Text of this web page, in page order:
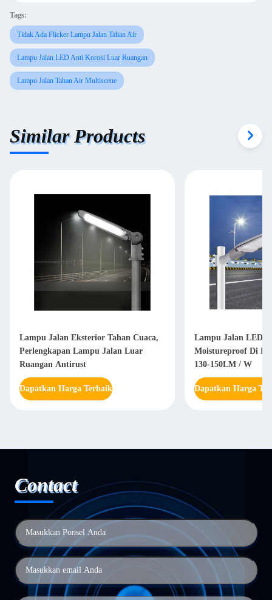
Tags:
Tidak Ada Flicker Lampu Jalan Tahan Air
Lampu Jalan LED Anti Korosi Luar Ruangan
Lampu Jalan Tahan Air Multiscene
Similar Products
Lampu Jalan Eksterior Tahan Cuaca,
Perlengkapan Lampu Jalan Luar
Ruangan Antirust
Dapatkan Harga Terbaik
Lampu Jalan LED
Moistureproof Di
130-150LM / W
Dapatkan Harga
Contact